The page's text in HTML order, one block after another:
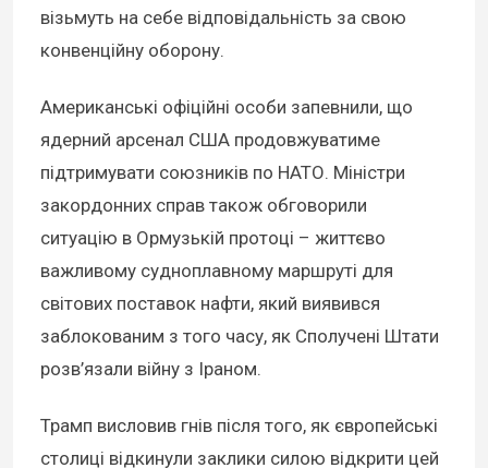
візьмуть на себе відповідальність за свою
конвенційну оборону.
Американські офіційні особи запевнили, що
ядерний арсенал США продовжуватиме
підтримувати союзників по НАТО. Міністри
закордонних справ також обговорили
ситуацію в Ормузькій протоці – життєво
важливому судноплавному маршруті для
світових поставок нафти, який виявився
заблокованим з того часу, як Сполучені Штати
розв’язали війну з Іраном.
Трамп висловив гнів після того, як європейські
столиці відкинули заклики силою відкрити цей